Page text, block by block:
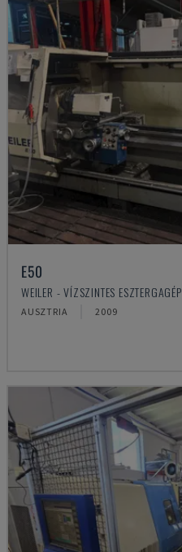
E50
WEILER - VÍZSZINTES ESZTERGAGÉP
AUSZTRIA 2009